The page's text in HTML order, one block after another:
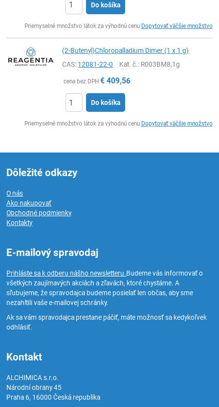
Do košíka
Priemyselné množstvo látok za výhodnú cenu Dopytovať väčšie množstvo
(2-Butenyl)Chloropalladium Dimer (1 x 1 g)
CAS: 12081-22-0 Kat. č.: R003BM8,1g
cena bez DPH € 409,56
Do košíka
Priemyselné množstvo látok za výhodnú cenu Dopytovať väčšie množstvo
Dôležité odkazy
O nás
Ako nakupovať
Obchodné podmienky
Kontakty
E-mailový spravodaj
Prihláste sa k odberu nášho newsletteru.Budeme vás informovať o
všetkých zaujímavých akciách a zľavách, ktoré chystáme. A
sľubujeme, že spravodajca budeme posielať len občas, aby sme
nezahltili vaše e-mailovej schránky.
Ak sa vám spravodajca prestane páčiť, máte možnosť sa kedykoľvek
odhlásiť.
Kontakt
ALCHIMICA s.r.o.
Národní obrany 45
Praha 6, 16000Česká republika